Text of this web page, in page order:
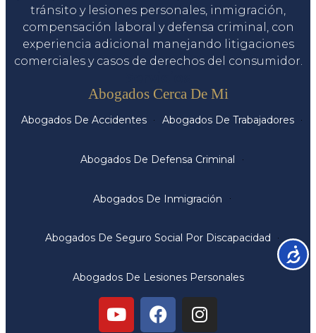
tránsito y lesiones personales, inmigración,
compensación laboral y defensa criminal, con
experiencia adicional manejando litigaciones
comerciales y casos de derechos del consumidor.
Abogados Cerca De Mi
Abogados De Accidentes Abogados De Trabajadores
Abogados De Defensa Criminal
Abogados De Inmigración
Abogados De Seguro Social Por Discapacidad
Abogados De Lesiones Personales